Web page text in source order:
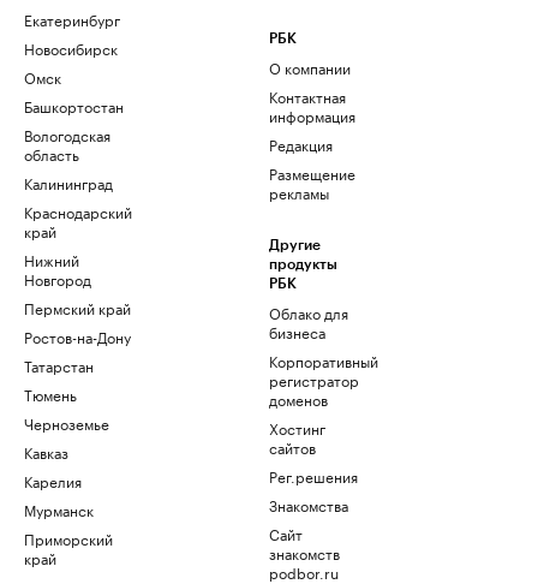
Екатеринбург
Новосибирск
Омск
Башкортостан
Вологодская
область
Калининград
Краснодарский
край
Нижний
Новгород
Пермский край
Ростов-на-Дону
Татарстан
Тюмень
Черноземье
Кавказ
Карелия
Мурманск
Приморский
край
РБК
О компании
Контактная
информация
Редакция
Размещение
рекламы
Другие
продукты
РБК
Облако для
бизнеса
Корпоративный
регистратор
доменов
Хостинг
сайтов
Рег.решения
Знакомства
Сайт
знакомств
podbor.ru